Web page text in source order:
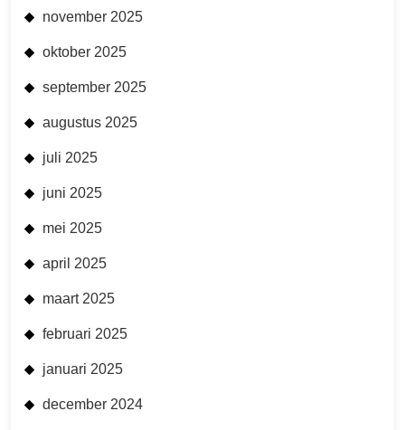
november 2025
oktober 2025
september 2025
augustus 2025
juli 2025
juni 2025
mei 2025
april 2025
maart 2025
februari 2025
januari 2025
december 2024